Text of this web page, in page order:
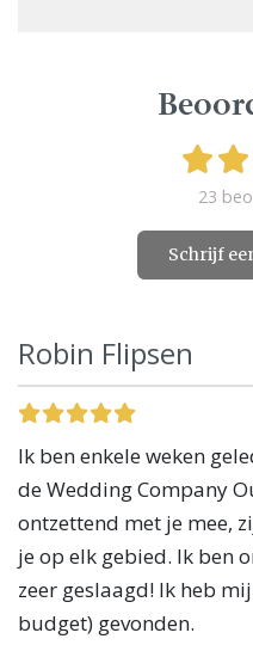
23
Schrijf
Robin Flipsen
Ik ben enkele weken
de Wedding Company
ontzettend met je mee,
je op elk gebied. Ik ben
zeer geslaagd! Ik heb
budget) gevonden.